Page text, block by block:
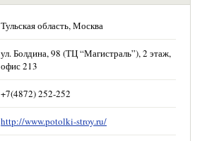
Тульская область, Москва
ул. Болдина, 98 (ТЦ “Магистраль”), 2 этаж,
офис 213
+7(4872) 252-252
http://www.potolki-stroy.ru/